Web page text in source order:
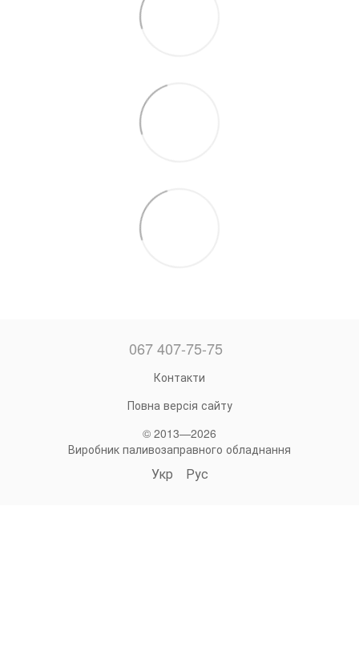
067 407-75-75
Контакти
Повна версія сайту
© 2013—2026
Виробник паливозаправного обладнання
Укр Рус